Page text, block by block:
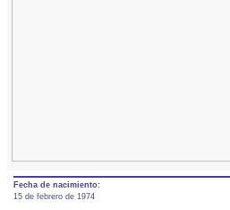
Fecha de nacimiento:
15 de febrero de 1974